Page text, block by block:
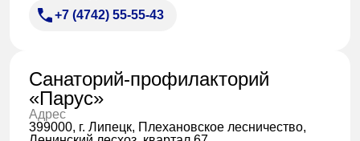
+7 (4742) 55-55-43
Санаторий-профилакторий
«Парус»
Адрес
399000, г. Липецк, Плехановское лесничество,